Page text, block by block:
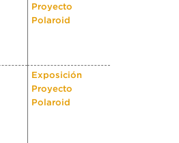
Proyecto
Polaroid
Exposición
Proyecto
Polaroid